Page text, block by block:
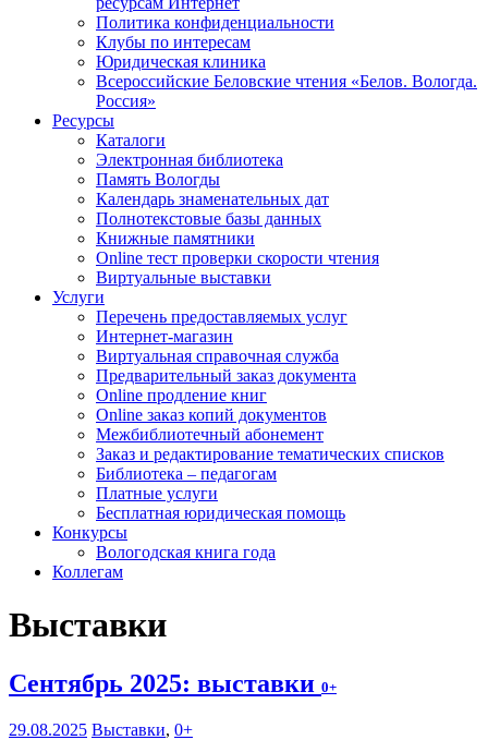
Политика конфиденциальности
Клубы по интересам
Юридическая клиника
Всероссийские Беловские чтения «Белов. Вологда.
Россия»
Ресурсы
Каталоги
Электронная библиотека
Память Вологды
Календарь знаменательных дат
Полнотекстовые базы данных
Книжные памятники
Online тест проверки скорости чтения
Виртуальные выставки
Услуги
Перечень предоставляемых услуг
Интернет-магазин
Виртуальная справочная служба
Предварительный заказ документа
Online продление книг
Online заказ копий документов
Межбиблиотечный абонемент
Заказ и редактирование тематических списков
Библиотека – педагогам
Платные услуги
Бесплатная юридическая помощь
Конкурсы
Вологодская книга года
Коллегам
Выставки
Сентябрь 2025: выставки 0+
29.08.2025 Выставки, 0+